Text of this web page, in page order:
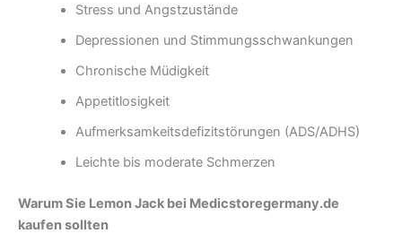
Stress und Angstzustände
Depressionen und Stimmungsschwankungen
Chronische Müdigkeit
Appetitlosigkeit
Aufmerksamkeitsdefizitstörungen (ADS/ADHS)
Leichte bis moderate Schmerzen
Warum Sie Lemon Jack bei Medicstoregermany.de
kaufen sollten